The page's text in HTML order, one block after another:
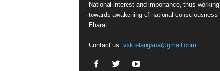
National interest and importance, thus working
towards awakening of national consciousness
Bharat.
Contact us: vsktelangana@gmail.com